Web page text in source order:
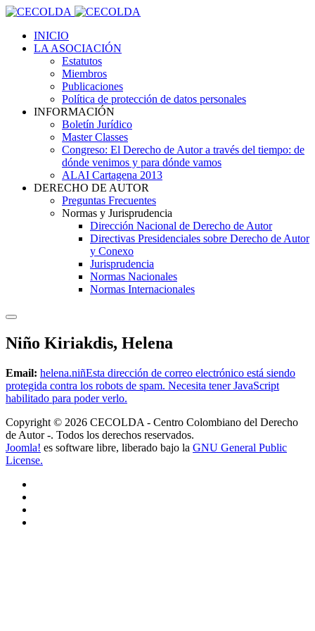
INICIO
LA ASOCIACIÓN
Estatutos
Miembros
Publicaciones
Política de protección de datos personales
INFORMACIÓN
Boletín Jurídico
Master Classes
Congreso: El Derecho de Autor a través del tiempo: de
dónde venimos y para dónde vamos
ALAI Cartagena 2013
DERECHO DE AUTOR
Preguntas Frecuentes
Normas y Jurisprudencia
Dirección Nacional de Derecho de Autor
Directivas Presidenciales sobre Derecho de Autor
y Conexo
Jurisprudencia
Normas Nacionales
Normas Internacionales
Niño Kiriakdis, Helena
Email: helena.niñEsta dirección de correo electrónico está siendo
protegida contra los robots de spam. Necesita tener JavaScript
habilitado para poder verlo.
Copyright © 2026 CECOLDA - Centro Colombiano del Derecho
de Autor -. Todos los derechos reservados.
Joomla! es software libre, liberado bajo la GNU General Public
License.